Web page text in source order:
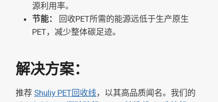
源利用率。
节能：
回收PET所需的能源远低于生产原生
PET，减少整体碳足迹。
解决方案：
推荐 Shuliy PET回收线 ，以其高品质闻名。我们的